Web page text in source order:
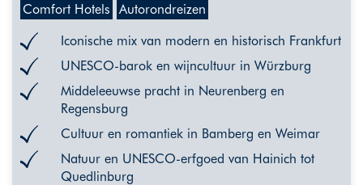
Comfort Hotels Autorondreizen
Iconische mix van modern en historisch Frankfurt
UNESCO-barok en wijncultuur in Würzburg
Middeleeuwse pracht in Neurenberg en
Regensburg
Cultuur en romantiek in Bamberg en Weimar
Natuur en UNESCO-erfgoed van Hainich tot
Quedlinburg